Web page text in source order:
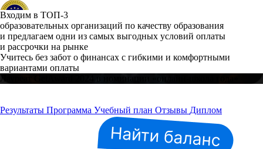
Входим в ТОП-3
образовательных организаций по качеству образования
и предлагаем одни из самых выгодных условий оплаты
и рассрочки на рынке
Учитесь без забот о финансах с гибкими и комфортными
вариантами оплаты
Лауреат GetAward 2024 в номинации «онлайн-школа года»
Результаты Программа Учебный план Отзывы Диплом